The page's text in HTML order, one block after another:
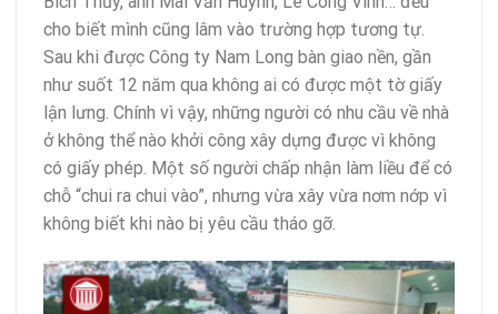
cho biết mình cũng lâm vào trường hợp tương tự.
Sau khi được Công ty Nam Long bàn giao nền, gần
như suốt 12 năm qua không ai có được một tờ giấy
lận lưng. Chính vì vậy, những người có nhu cầu về nhà
ở không thể nào khởi công xây dựng được vì không
có giấy phép. Một số người chấp nhận làm liều để có
chỗ “chui ra chui vào”, nhưng vừa xây vừa nơm nớp vì
không biết khi nào bị yêu cầu tháo gỡ.